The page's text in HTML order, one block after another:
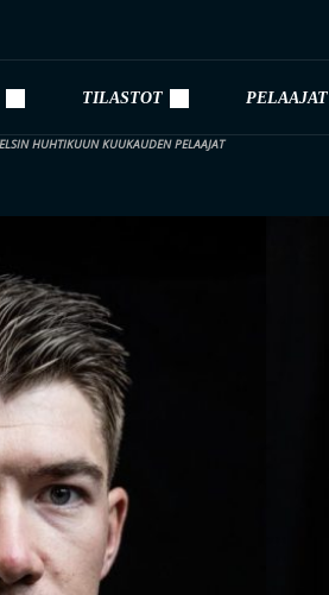
TILASTOT PELAAJAT
HUHTIKUUN KUUKAUDEN PELAAJAT